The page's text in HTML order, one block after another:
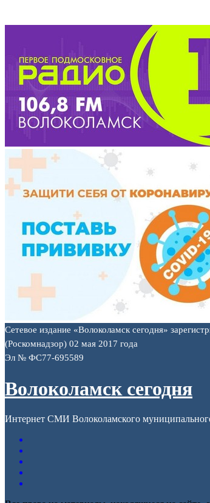
Сетевое издание «Волоколамск сегодня»
(Роскомнадзор) 02 мая 2017 года
Эл № ФС77-695589
Волоколамск сегодня
Интернет СМИ Волоколамского